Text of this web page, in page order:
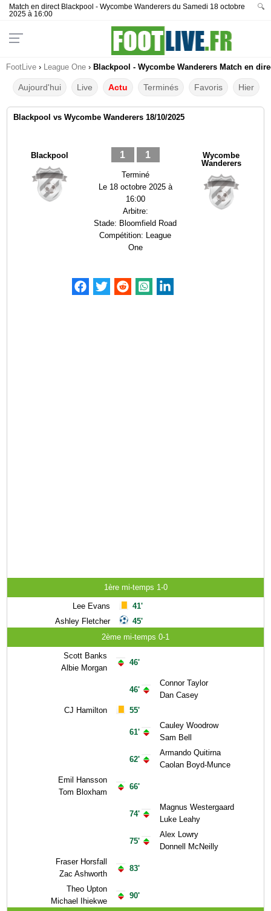
Match en direct Blackpool - Wycombe Wanderers du Samedi 18 octobre
2025 à 16:00
🔍
FootLive › League One › Blackpool - Wycombe Wanderers Match en
Aujourd'hui Live Actu Terminés Favoris Hier
Blackpool vs Wycombe Wanderers 18/10/2025
Blackpool 1 1
Terminé
Le 18 octobre 2025 à
16:00
Arbitre:
Stade: Bloomfield Road
Compétition: League
One
Wycombe
Wanderers
1ère mi-temps 1-0
Lee Evans
Ashley Fletcher
41'
45'
2ème mi-temps 0-1
Scott Banks
Albie Morgan
CJ Hamilton
Emil Hansson
Tom Bloxham
Fraser Horsfall
Zac Ashworth
Theo Upton
Michael Ihiekwe
46'
46'
55'
61'
62'
66'
74'
75'
83'
90'
Connor Taylor
Dan Casey
Cauley Woodrow
Sam Bell
Armando Quitirna
Caolan Boyd-Munce
Magnus Westergaard
Luke Leahy
Alex Lowry
Donnell McNeilly